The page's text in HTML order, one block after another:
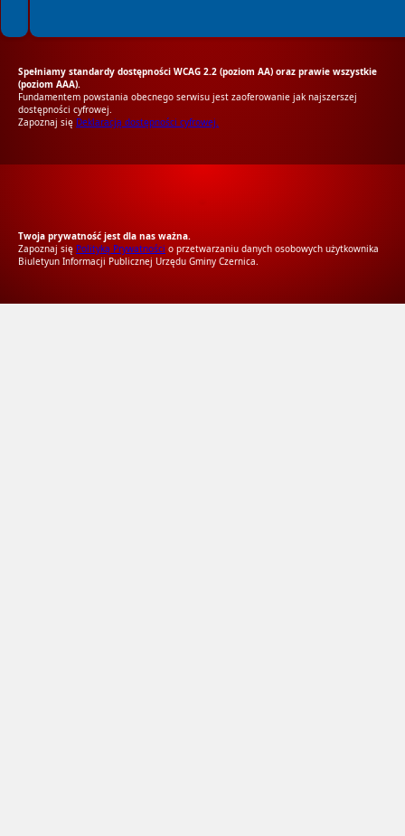
Spełniamy standardy dostępności WCAG 2.2 (poziom AA) oraz prawie wszystkie
(poziom AAA).
Fundamentem powstania obecnego serwisu jest zaoferowanie jak najszerszej
dostępności cyfrowej.
Zapoznaj się Deklaracją dostępności cyfrowej.
Twoja prywatność jest dla nas ważna.
Zapoznaj się Polityką Prywatności o przetwarzaniu danych osobowych użytkownika
Biuletyun Informacji Publicznej Urzędu Gminy Czernica.